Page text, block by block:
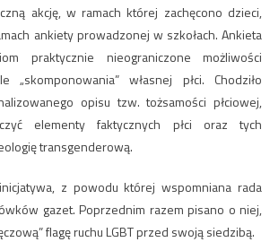
akcję, w ramach której zachęcono dzieci,
ankiety prowadzonej w szkołach. Ankieta
praktycznie nieograniczone możliwości
własnej płci. Chodziło
opisu tzw. tożsamości płciowej,
elementy faktycznych płci oraz tych
transgenderową.
z powodu której wspomniana rada
gazet. Poprzednim razem pisano o niej,
flagę ruchu LGBT przed swoją siedzibą.